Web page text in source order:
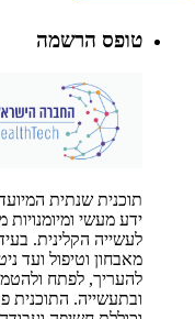
טופס הרשמה
תוכנית שנתית
ידע מעשי
לעשייה הקלינית.
מאבחון וטיפול ועד
להעריך, לפתח
ובתעשייה. התוכנית